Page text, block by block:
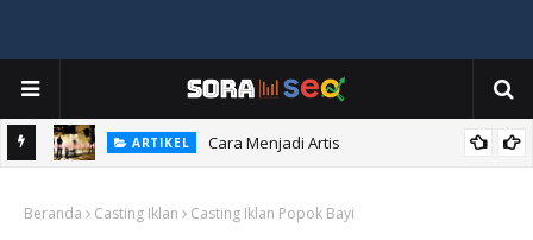
ARTIKEL Cara Menjadi Artis
CASTING IKLAN Casting Iklan Jam dan Obat Nyamuk
Beranda Casting Iklan Casting Iklan Popok Bayi